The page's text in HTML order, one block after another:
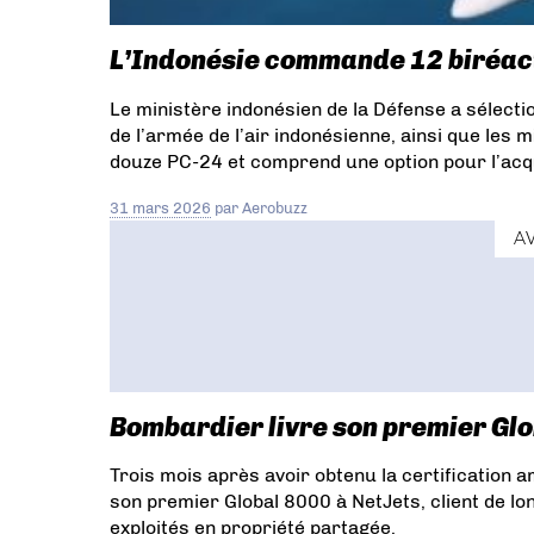
Offshore
Wingcopter
Wingcopter 198
COAVIONNAGE
FFA WINGLY
RAF
HONDAJET
E175 E190-E2
E195-E2
ENAC
LONGITUDE Le Castellet
HondaJet
Sion
LATECOERE Total Energies
ACJ
Sovereign
CPDLC FANS
Hawker 4000
Epic
PM-CPDLC Global 5500
Pearl 15
Aerolite
EpiShuttle Medevac 716X
Air
L’Indonésie commande 12
Le ministère indonésien de la Défense a
de l’armée de l’air indonésienne, ainsi que
douze PC-24 et comprend une option pour
31 mars 2026 par Aerobuzz
Bombardier livre son premier
Trois mois après avoir obtenu la certification
son premier Global 8000 à NetJets, client de
exploités en propriété partagée.